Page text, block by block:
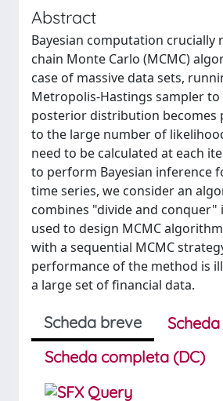
Abstract
Bayesian computation crucially
chain Monte Carlo (MCMC)
case of massive data sets,
Metropolis-Hastings sampler
posterior distribution becomes
to the large number of
need to be calculated at each
to perform Bayesian inference
time series, we consider an
combines "divide and conquer"
used to design MCMC
with a sequential MCMC
performance of the method is
a large set of financial data.
Scheda breve
Scheda completa (DC)